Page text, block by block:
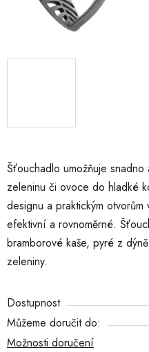
Šťouchadlo umožňuje
zeleninu či ovoce do hladké
designu a praktickým
efektivní a rovnoměrné.
bramborové kaše, pyré z
zeleniny.
Dostupnost
Můžeme doručit do:
Možnosti doručení